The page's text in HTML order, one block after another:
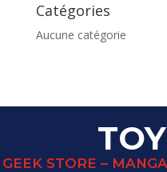
Catégories
Aucune catégorie
GEEK STORE –